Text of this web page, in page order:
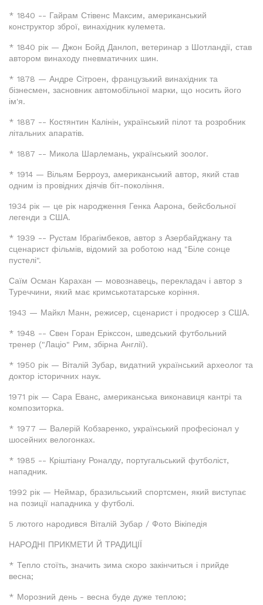
* 1840 -- Гайрам Стівенс Максим, американський
конструктор зброї, винахідник кулемета.
* 1840 рік — Джон Бойд Данлоп, ветеринар з Шотландії, став
автором винаходу пневматичних шин.
* 1878 — Андре Сітроен, французький винахідник та
бізнесмен, засновник автомобільної марки, що носить його
ім'я.
* 1887 -- Костянтин Калінін, український пілот та розробник
літальних апаратів.
* 1887 -- Микола Шарлемань, український зоолог.
* 1914 — Вільям Берроуз, американський автор, який став
одним із провідних діячів біт-покоління.
1934 рік — це рік народження Генка Аарона, бейсбольної
легенди з США.
* 1939 -- Рустам Ібрагімбеков, автор з Азербайджану та
сценарист фільмів, відомий за роботою над "Біле сонце
пустелі".
Саїм Осман Карахан — мовознавець, перекладач і автор з
Туреччини, який має кримськотатарське коріння.
1943 — Майкл Манн, режисер, сценарист і продюсер з США.
* 1948 -- Свен Горан Ерікссон, шведський футбольний
тренер ("Лаціо" Рим, збірна Англії).
* 1950 рік — Віталій Зубар, видатний український археолог та
доктор історичних наук.
1971 рік — Сара Еванс, американська виконавиця кантрі та
композиторка.
* 1977 — Валерій Кобзаренко, український професіонал у
шосейних велогонках.
* 1985 -- Кріштіану Роналду, португальський футболіст,
нападник.
1992 рік — Неймар, бразильський спортсмен, який виступає
на позиції нападника у футболі.
5 лютого народився Віталій Зубар / Фото Вікіпедія
НАРОДНІ ПРИКМЕТИ Й ТРАДИЦІЇ
* Тепло стоїть, значить зима скоро закінчиться і прийде
весна;
* Морозний день - весна буде дуже теплою;